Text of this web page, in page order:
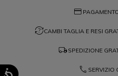
credit_card
question_exchangeCAMBI TAGLIA E RESI
local_shipping SPEDIZIONE
phone SERVIZIO